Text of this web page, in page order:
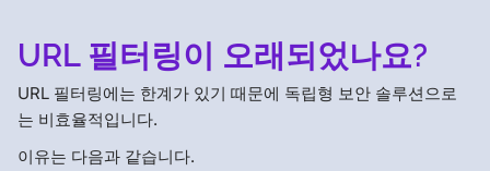
URL 필터링이 오래되었나요?
URL 필터링에는 한계가 있기 때문에 독립형 보안 솔루션으로
는 비효율적입니다.
이유는 다음과 같습니다.